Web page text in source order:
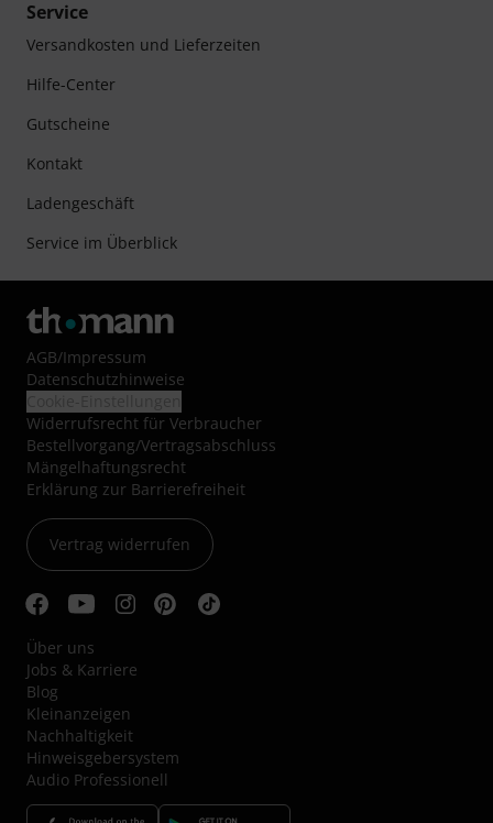
Service
Versandkosten und Lieferzeiten
Hilfe-Center
Gutscheine
Kontakt
Ladengeschäft
Service im Überblick
AGB/Impressum
Datenschutzhinweise
Widerrufsrecht für Verbraucher
Bestellvorgang/Vertragsabschluss
Mängelhaftungsrecht
Erklärung zur Barrierefreiheit
Vertrag widerrufen
Über uns
Jobs & Karriere
Blog
Kleinanzeigen
Nachhaltigkeit
Hinweisgebersystem
Audio Professionell